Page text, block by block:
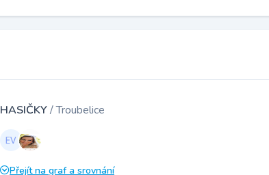
HASIČKY/ Troubelice
Přejít na graf a srovnání